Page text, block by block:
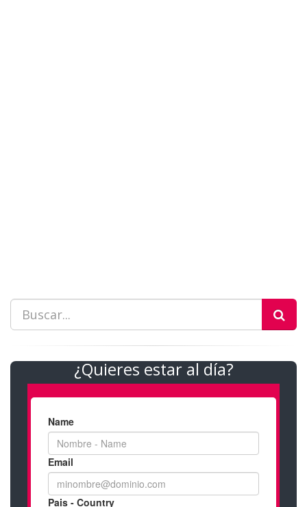
¿Quieres estar al día?